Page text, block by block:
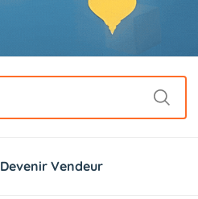
Devenir Vendeur